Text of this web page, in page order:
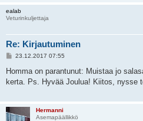
ealab
Veturinkuljettaja
Re: Kirjautuminen
V
e
t
23.12.2017 07:55
Homma on parantunut: Muistaa jo
kerta. Ps. Hyvää Joulua! Kiitos, nysse
Hermanni
Asemapäällikkö